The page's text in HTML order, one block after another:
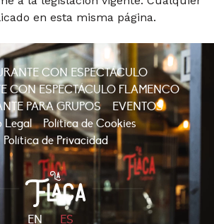
en esta misma página.
CON ESPECTÁCULO
CON ESPECTÁCULO FLAMENCO
PARA GRUPOS
EVENTOS
Legal
Política de Cookies
Política de Privacidad
EN ES